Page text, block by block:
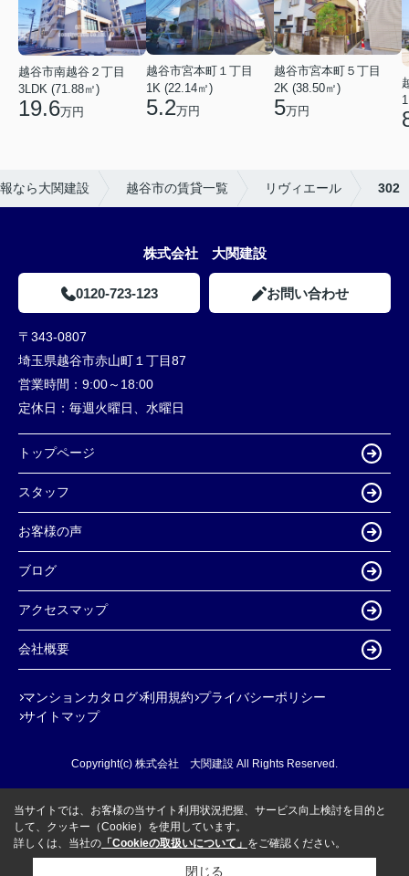
越谷市南越谷２丁目
3LDK (71.88㎡)
19.6万円
越谷市宮本町１丁目
1K (22.14㎡)
5.2万円
越谷市宮本町５丁目
2K (38.50㎡)
5万円
なら大関建設 越谷市の賃貸一覧 リヴィエール 302
株式会社 大関建設
0120-723-123 お問い合わせ
〒343-0807
埼玉県越谷市赤山町１丁目87
営業時間： 9:00～18:00
定休日： 毎週火曜日、水曜日
トップページ
スタッフ
お客様の声
ブログ
アクセスマップ
会社概要
マンションカタログ 利用規約 プライバシーポリシー
サイトマップ
Copyright(c) 株式会社 大関建設 All Rights Reserved.
当サイトでは、お客様の当サイト利用状況把握、サービス向上検討を目的と
して、クッキー（Cookie）を使用しています。
詳しくは、当社の 「Cookieの取扱いについて」 をご確認ください。
閉じる